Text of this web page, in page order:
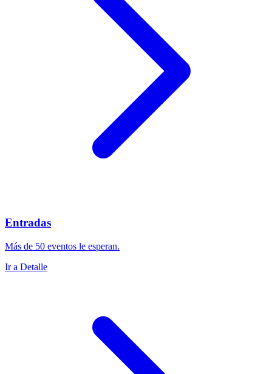
Entradas
Más de 50 eventos le esperan.
Ir a Detalle